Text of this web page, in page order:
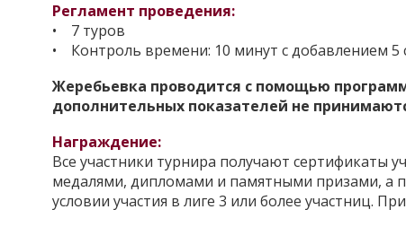
Регламент проведения:
• 7 туров
• Контроль времени: 10 минут с добавлением 5
Жеребьевка проводится с помощью
дополнительных показателей не
Награждение:
Все участники турнира получают сертификаты
медалями, дипломами и памятными призами, а
условии участия в лиге 3 или более участниц.